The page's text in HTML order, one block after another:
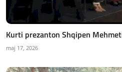
Kurti prezanton Shqipen
maj 17, 2026